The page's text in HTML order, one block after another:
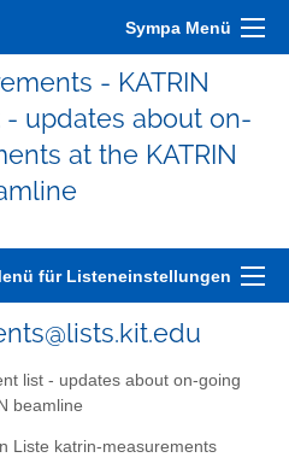
Sympa Menü
- KATRIN
updates about on-
at the KATRIN
für Listeneinstellungen
list - updates about on-going
beamline
Liste katrin-measurements